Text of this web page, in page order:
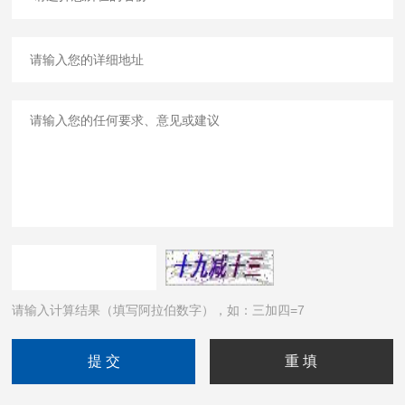
请输入计算结果（填写阿拉伯数字），如：三加四=7